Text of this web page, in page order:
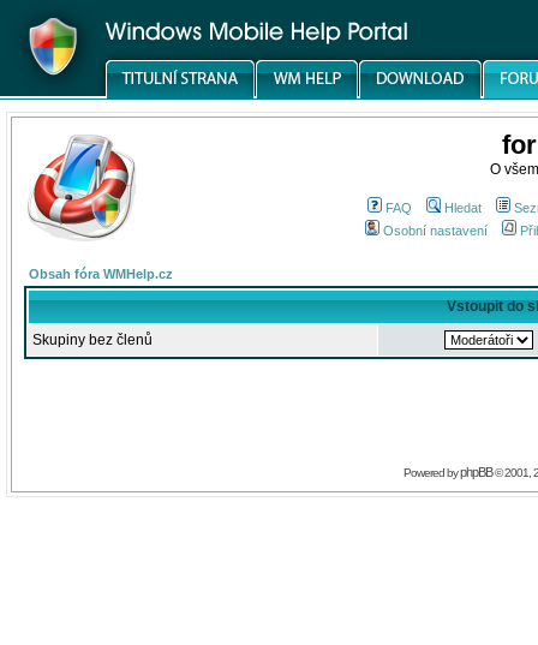
O
FAQ Hledat
Osobní nastavení
Obsah fóra WMHelp.cz
Vstoupit do
Skupiny bez členů
Powered byphpBB© 2001,